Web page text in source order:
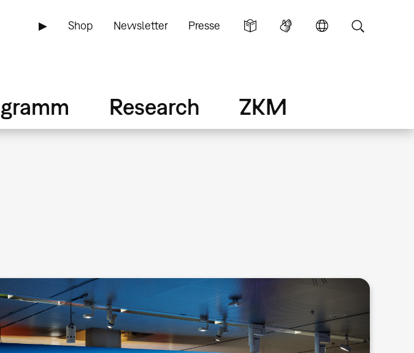
▶ Shop Newsletter Presse
Research ZKM